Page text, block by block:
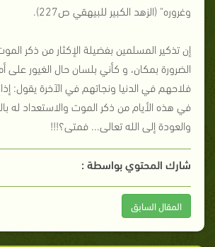
وغروره" (الزهد الكبير للبيهقي ص227).
إن تذكير المسلمين بفضيلة الإكثار من ذكر
الضرورة بمكان، و كأني بلسان حال الغيور على
فلاحهم في الدنيا ونجاتهم في الآخرة يقول:
في هذه الأيام من ذكر الموت والاستعداد له
والعودة إلى الله تعالى... فمتى؟!!!
شارك المحتوي بواسطة :
المقال السابق